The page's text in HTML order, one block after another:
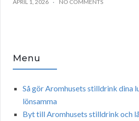
APRIL 1, 2026 NO COMMENTS
Menu
Så gör Aromhusets stilldrink dina
lönsamma
Byt till Aromhusets stilldrink och